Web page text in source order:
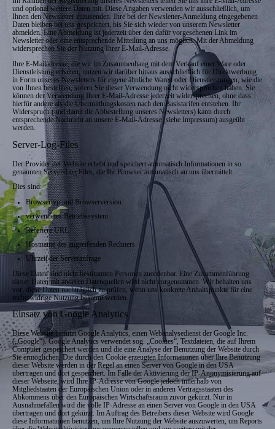
und optional weitere Daten mit. Diese Angaben verwenden wir ausschließlich, um
Ihnen den Newsletter zuzusenden. Ihre bei der Newsletter-Anmeldung eingegebenen
Daten bleiben bei uns gespeichert, bis Sie sich wieder von unserem Newsletter
abmelden. Eine Abmeldung ist jederzeit über den dafür vorgesehenen Link im
Newsletter oder eine entsprechende Mitteilung an uns möglich. Mit der Abmeldung
widersprechen Sie der Nutzung Ihrer E-Mail-Adresse.
Ihre E-Mailadresse, die wir im Zusammenhang mit dem Verkauf einer Ware oder
Dienstleistung erhalten, nutzen wir darüber hinaus ausschließlich für Direktwerbung
in Form unseres Newsletters für eigene ähnliche Waren oder Dienstleistungen, wie die
von Ihnen bestellten, sofern Sie dieser Verwendung nicht widersprochen haben. Sie
können der Verwendung Ihrer E-Mail-Adresse jederzeit widersprechen, ohne dass
hierfür andere als die Übermittlungskosten nach den Basistarifen entstehen. Ihr
Widerspruch (und damit die Abbestellung unseres Newsletters) kann durch
entsprechende Nachricht an unsere E-Mail-Adresse (siehe Impressum) ausgeübt
werden.
Server-Log-Files
Der Provider der Website erhebt und speichert automatisch Informationen in so
genannten Server-Log Files, die Ihr Browser automatisch an uns übermittelt.
Dies sind:
Browsertyp und Browserversion
verwendetes Betriebssystem
Referiere URL
Hostname des zugreifenden Rechners
Uhrzeit der Serveranfrage
Diese Daten sind nicht bestimmten Personen zuordenbar. Eine Zusammenführung
dieser Daten mit anderen Datenquellen wird nicht vorgenommen. Wir behalten uns
vor, diese Daten nachträglich zu prüfen, wenn uns konkrete Anhaltspunkte für eine
rechtswidrige Nutzung bekannt werden.
Einsatz von Google Analytics
Diese Website benutzt Google Analytics, einen Webanalysedienst der Google Inc.
(„Google“). Google Analytics verwendet sog. „Cookies“, Textdateien, die auf Ihrem
Computer gespeichert werden und die eine Analyse der Benutzung der Website durch
Sie ermöglichen. Die durch den Cookie erzeugten Informationen über Ihre Benutzung
dieser Website werden in der Regel an einen Server von Google in den USA
übertragen und dort gespeichert. Im Falle der Aktivierung der IP-Anonymisierung auf
dieser Webseite, wird Ihre IP-Adresse von Google jedoch innerhalb von
Mitgliedstaaten der Europäischen Union oder in anderen Vertragsstaaten des
Abkommens über den Europäischen Wirtschaftsraum zuvor gekürzt. Nur in
Ausnahmefällen wird die volle IP-Adresse an einen Server von Google in den USA
übertragen und dort gekürzt. Im Auftrag des Betreibers dieser Website wird Google
diese Informationen benutzen, um Ihre Nutzung der Website auszuwerten, um Reports